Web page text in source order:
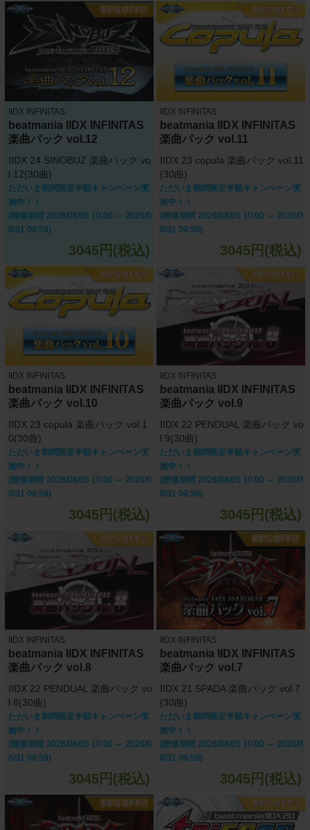
IIDX INFINITAS
beatmania IIDX INFINITAS
楽曲パック vol.12
IIDX 24 SINOBUZ 楽曲パック vo
l.12(30曲)
ただいま期間限定半額キャンペーン実
施中！！
(開催期間 2026/08/05 10:00 ～ 2026/0
8/31 09:59)
3045円(税込)
IIDX INFINITAS
beatmania IIDX INFINITAS
楽曲パック vol.11
IIDX 23 copula 楽曲パック vol.11
(30曲)
ただいま期間限定半額キャンペーン実
施中！！
(開催期間 2026/08/05 10:00 ～ 2026/0
8/31 09:59)
3045円(税込)
IIDX INFINITAS
beatmania IIDX INFINITAS
楽曲パック vol.10
IIDX 23 copula 楽曲パック vol.1
0(30曲)
ただいま期間限定半額キャンペーン実
施中！！
(開催期間 2026/08/05 10:00 ～ 2026/0
8/31 09:59)
3045円(税込)
IIDX INFINITAS
beatmania IIDX INFINITAS
楽曲パック vol.9
IIDX 22 PENDUAL 楽曲パック vo
l.9(30曲)
ただいま期間限定半額キャンペーン実
施中！！
(開催期間 2026/08/05 10:00 ～ 2026/0
8/31 09:59)
3045円(税込)
IIDX INFINITAS
beatmania IIDX INFINITAS
楽曲パック vol.8
IIDX 22 PENDUAL 楽曲パック vo
l.8(30曲)
ただいま期間限定半額キャンペーン実
施中！！
(開催期間 2026/08/05 10:00 ～ 2026/0
8/31 09:59)
3045円(税込)
IIDX INFINITAS
beatmania IIDX INFINITAS
楽曲パック vol.7
IIDX 21 SPADA 楽曲パック vol.7
(30曲)
ただいま期間限定半額キャンペーン実
施中！！
(開催期間 2026/08/05 10:00 ～ 2026/0
8/31 09:59)
3045円(税込)